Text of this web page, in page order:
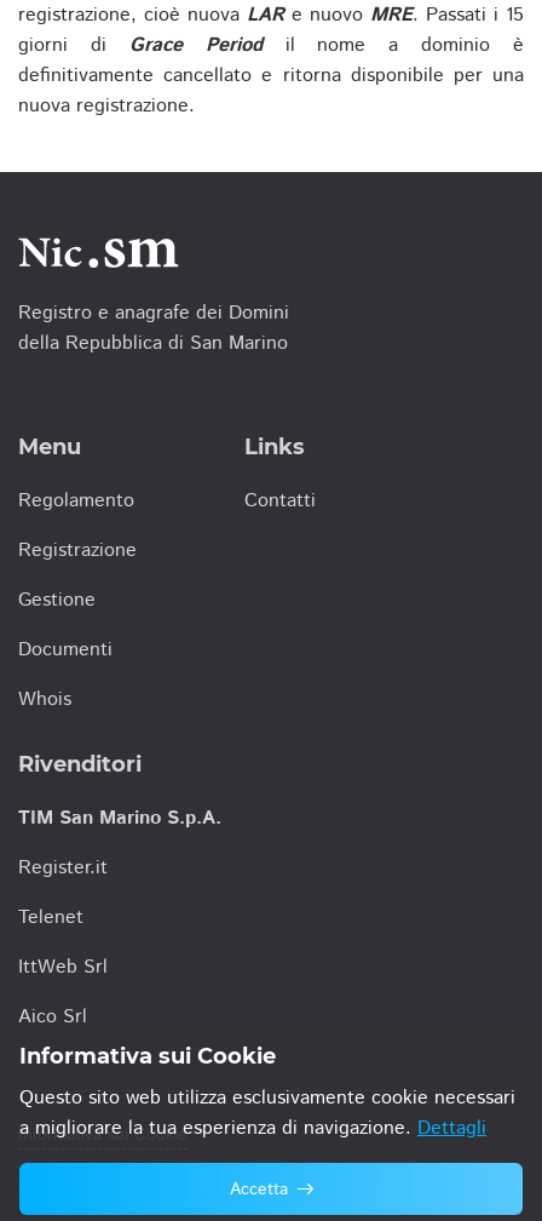
registrazione, cioè nuova LARe nuovo MRE. Passati i 15
giorni di Grace Periodil nome a dominio è
definitivamente cancellato e ritorna disponibile per una
nuova registrazione.
Registro e anagrafe dei Domini
della Repubblica di San Marino
Menu
Regolamento
Registrazione
Gestione
Documenti
Whois
Links
Contatti
Rivenditori
TIM San Marino S.p.A.
Register.it
Telenet
IttWeb Srl
Aico Srl
Informativa sui Cookie
© 2021 TIM San Marino S.p.A.
Informativa sui Cookie
Questo sito web utilizza esclusivamente cookie necessari
a migliorare la tua esperienza di navigazione. Dettagli
Accetta